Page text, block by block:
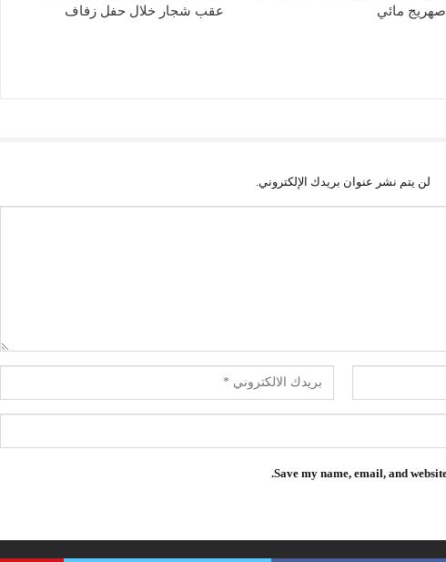
صهريج مائي
عقب شجار خلال حفل زفاف
لن يتم نشر عنوان بريدك الإلكتروني.
Save my name, email, and